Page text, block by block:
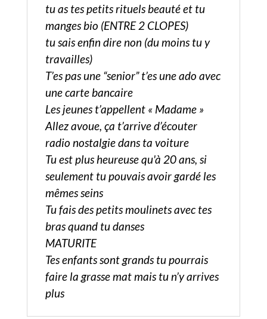
tu as tes petits rituels beauté et tu
manges bio (ENTRE 2 CLOPES)
tu sais enfin dire non (du moins tu y
travailles)
T’es pas une “senior” t’es une ado avec
une carte bancaire
Les jeunes t’appellent « Madame »
Allez avoue, ça t’arrive d’écouter
radio nostalgie dans ta voiture
Tu est plus heureuse qu'à 20 ans, si
seulement tu pouvais avoir gardé les
mêmes seins
Tu fais des petits moulinets avec tes
bras quand tu danses
MATURITE
Tes enfants sont grands tu pourrais
faire la grasse mat mais tu n’y arrives
plus